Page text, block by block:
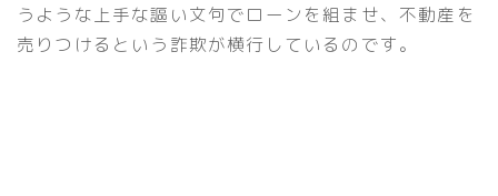
うような上手な謳い文句でローンを組ませ、不動産を
売りつけるという詐欺が横行しているのです。